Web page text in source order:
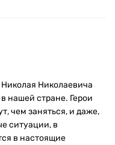
Николаевича
нашей стране. Герои
чем заняться, и даже,
ситуации, в
в настоящие